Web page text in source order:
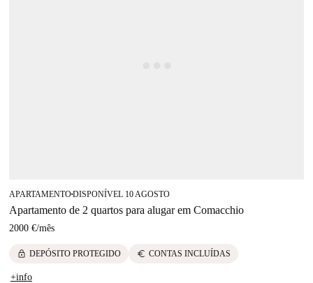
APARTAMENTO■DISPONÍVEL 10 AGOSTO
Apartamento de 2 quartos para alugar em Comacchio
2000 €/mês
lock DEPÓSITO PROTEGIDO euro CONTAS INCLUÍDAS
+info